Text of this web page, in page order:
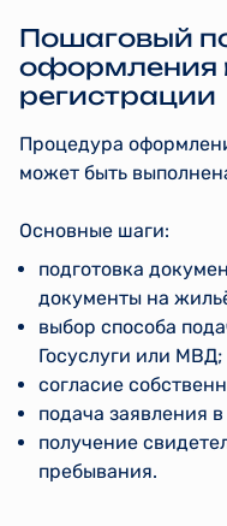
Пошаговый
оформления
регистрации
Процедура
может быть
Основные шаги:
подготовка
документы на
выбор способа
Госуслуги или МВД;
согласие
подача заявления
получение
пребывания.